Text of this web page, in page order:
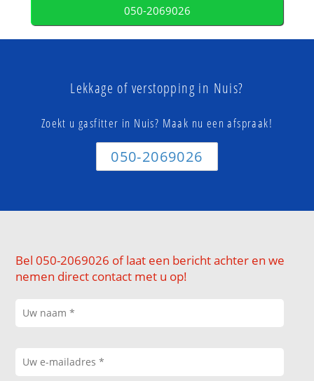
050-2069026
Lekkage of verstopping in Nuis?
Zoekt u gasfitter in Nuis? Maak nu een afspraak!
050-2069026
Bel 050-2069026 of laat een bericht achter en we
nemen direct contact met u op!